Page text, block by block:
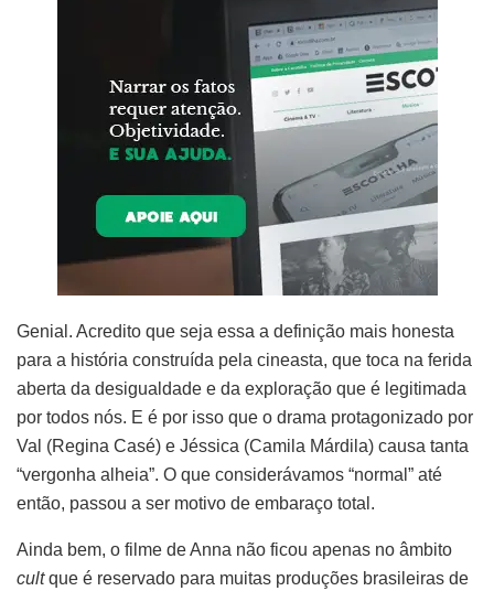
Genial. Acredito que seja essa a definição mais honesta
para a história construída pela cineasta, que toca na ferida
aberta da desigualdade e da exploração que é legitimada
por todos nós. E é por isso que o drama protagonizado por
Val (Regina Casé) e Jéssica (Camila Márdila) causa tanta
“vergonha alheia”. O que considerávamos “normal” até
então, passou a ser motivo de embaraço total.
Ainda bem, o filme de Anna não ficou apenas no âmbito
cultque é reservado para muitas produções brasileiras de